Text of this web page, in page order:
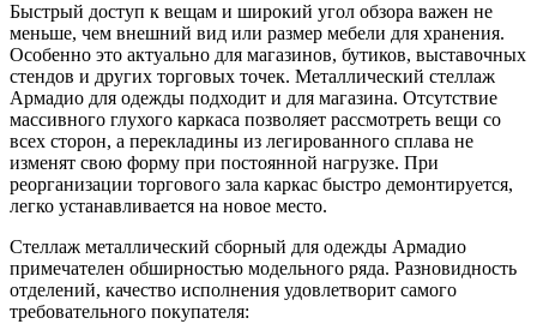
Быстрый доступ к вещам и широкий угол обзора важен не
меньше, чем внешний вид или размер мебели для хранения.
Особенно это актуально для магазинов, бутиков, выставочных
стендов и других торговых точек. Металлический стеллаж
Армадио для одежды подходит и для магазина. Отсутствие
массивного глухого каркаса позволяет рассмотреть вещи со
всех сторон, а перекладины из легированного сплава не
изменят свою форму при постоянной нагрузке. При
реорганизации торгового зала каркас быстро демонтируется,
легко устанавливается на новое место.
Стеллаж металлический сборный для одежды Армадио
примечателен обширностью модельного ряда. Разновидность
отделений, качество исполнения удовлетворит самого
требовательного покупателя: